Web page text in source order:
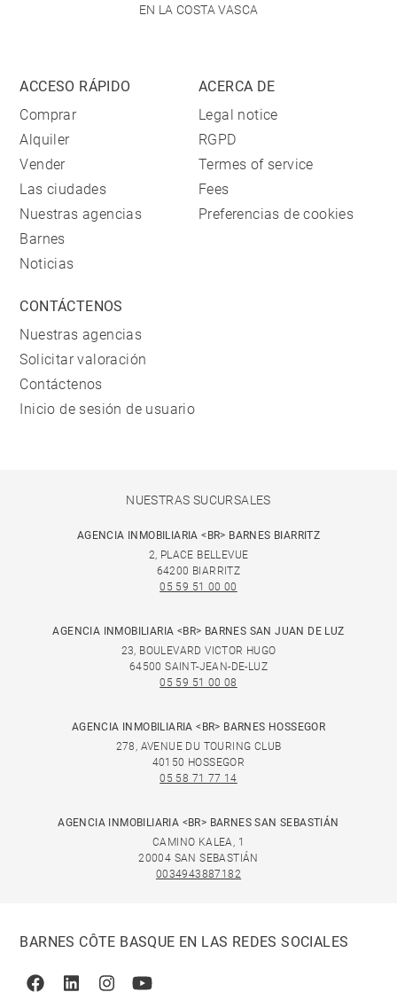
EN LA COSTA VASCA
ACCESO RÁPIDO
Comprar
Alquiler
Vender
Las ciudades
Nuestras agencias
Barnes
Noticias
ACERCA DE
Legal notice
RGPD
Termes of service
Fees
Preferencias de cookies
CONTÁCTENOS
Nuestras agencias
Solicitar valoración
Contáctenos
Inicio de sesión de usuario
NUESTRAS SUCURSALES
AGENCIA INMOBILIARIA <BR> BARNES BIARRITZ
2, PLACE BELLEVUE
64200 BIARRITZ
05 59 51 00 00
AGENCIA INMOBILIARIA <BR> BARNES SAN JUAN DE LUZ
23, BOULEVARD VICTOR HUGO
64500 SAINT-JEAN-DE-LUZ
05 59 51 00 08
AGENCIA INMOBILIARIA <BR> BARNES HOSSEGOR
278, AVENUE DU TOURING CLUB
40150 HOSSEGOR
05 58 71 77 14
AGENCIA INMOBILIARIA <BR> BARNES SAN SEBASTIÁN
CAMINO KALEA, 1
20004 SAN SEBASTIÁN
0034943887182
BARNES CÔTE BASQUE EN LAS REDES SOCIALES